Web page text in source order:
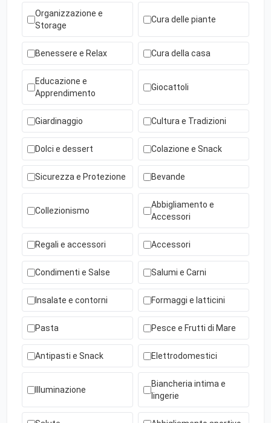
Organizzazione e
Storage
Cura delle piante
Benessere e Relax Cura della casa
Educazione e
Apprendimento
Giocattoli
Giardinaggio Cultura e Tradizioni
Dolci e dessert Colazione e Snack
Sicurezza e Protezione Bevande
Collezionismo
Abbigliamento e
Accessori
Regali e accessori Accessori
Condimenti e Salse Salumi e Carni
Insalate e contorni Formaggi e latticini
Pasta Pesce e Frutti di Mare
Antipasti e Snack Elettrodomestici
Illuminazione
Biancheria intima e
lingerie